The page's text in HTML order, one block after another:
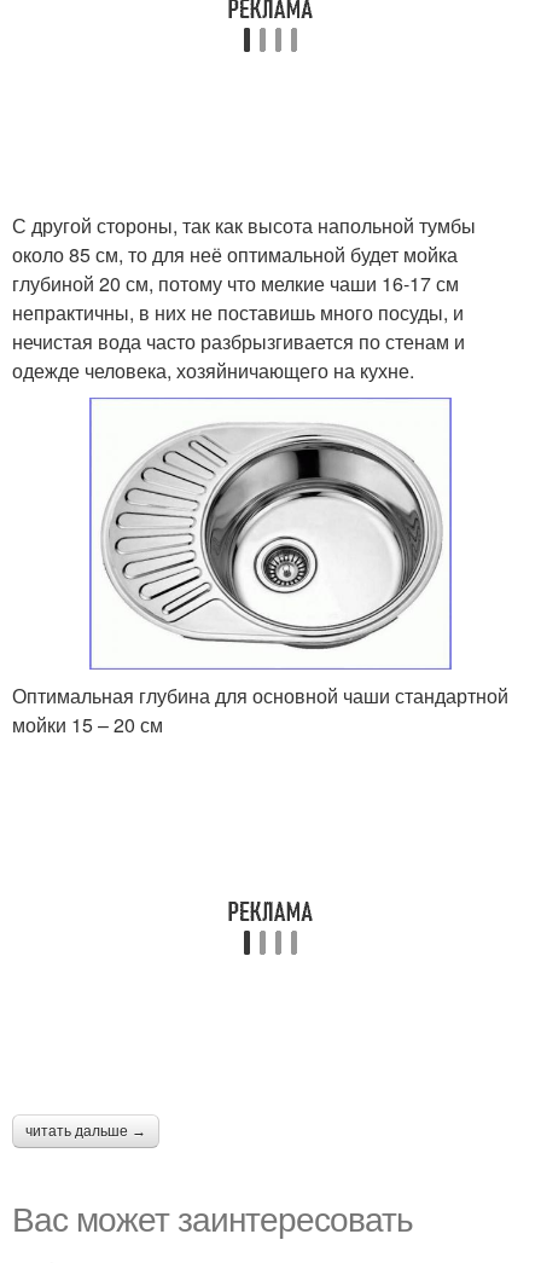
С другой стороны, так как высота напольной тумбы
около 85 см, то для неё оптимальной будет мойка
глубиной 20 см, потому что мелкие чаши 16-17 см
непрактичны, в них не поставишь много посуды, и
нечистая вода часто разбрызгивается по стенам и
одежде человека, хозяйничающего на кухне.
Оптимальная глубина для основной чаши стандартной
мойки 15 – 20 см
читать дальше →
Вас может заинтересовать